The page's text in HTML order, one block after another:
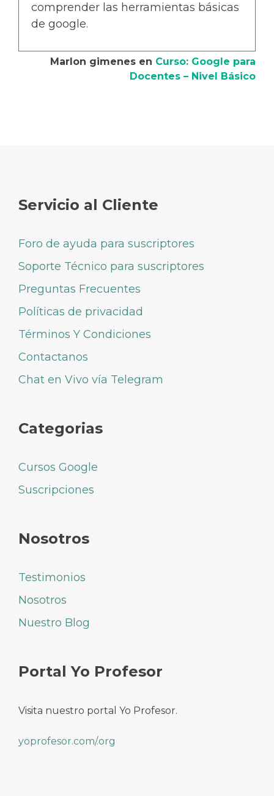
comprender las herramientas básicas
de google.
Marlon gimenes en Curso: Google para
Docentes – Nivel Básico
Servicio al Cliente
Foro de ayuda para suscriptores
Soporte Técnico para suscriptores
Preguntas Frecuentes
Políticas de privacidad
Términos Y Condiciones
Contactanos
Chat en Vivo vía Telegram
Categorias
Cursos Google
Suscripciones
Nosotros
Testimonios
Nosotros
Nuestro Blog
Portal Yo Profesor
Visita nuestro portal Yo Profesor.
yoprofesor.com/.org